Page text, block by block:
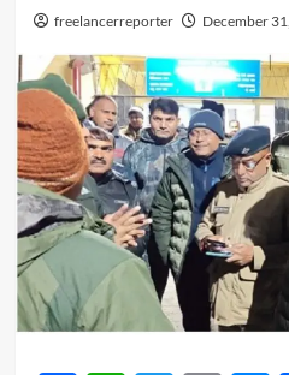
freelancerreporter December